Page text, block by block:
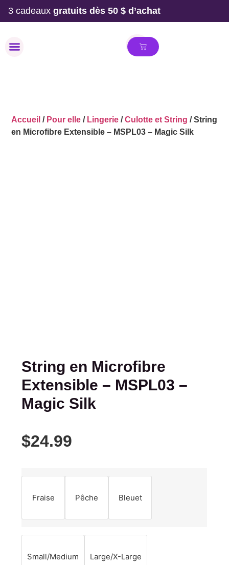
3 cadeaux gratuits dès 50 $ d’achat
Accueil / Pour elle / Lingerie /Culotte et String / String
en Microfibre Extensible – MSPL03 – Magic Silk
String en Microfibre
Extensible – MSPL03 –
Magic Silk
$24.99
Fraise Pêche Bleuet
Small/Medium Large/X-Large